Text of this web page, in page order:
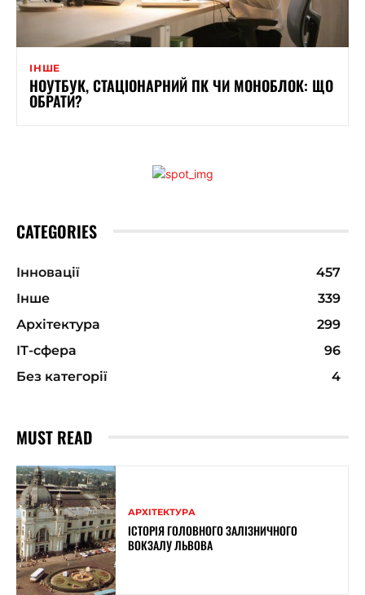
ІНШЕ
НОУТБУК, СТАЦІОНАРНИЙ ПК ЧИ МОНОБЛОК: ЩО
ОБРАТИ?
CATEGORIES
Інновації
457
Інше
339
Архітектура
299
ІТ-сфера
96
Без категорії
4
MUST READ
АРХІТЕКТУРА
ІСТОРІЯ ГОЛОВНОГО ЗАЛІЗНИЧНОГО
ВОКЗАЛУ ЛЬВОВА